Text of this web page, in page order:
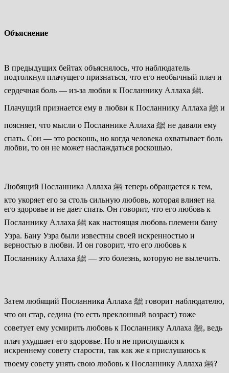
Объяснение
В предыдущих бейтах объяснялось, что наблюдатель
подтолкнул плачущего признаться, что его необычный плач и
сердечная боль — из-за любви к Посланнику Аллаха ﷺ.
Плачущий признается ему в любви к Посланнику Аллаха ﷺ и
поясняет, что мысли о Посланнике Аллаха ﷺ не давали ему
спать. Сон — это роскошь, но когда человека охватывает боль
любви, то он не может наслаждаться роскошью.
Любящий Посланника Аллаха ﷺ теперь обращается к тем,
кто укоряет его за столь сильную любовь, которая влияет на
его здоровье и не дает спать. Он говорит, что его любовь к
Посланнику Аллаха ﷺ как настоящая любовь племени бану
Узра. Бану Узра были известны своей искренностью и
верностью в любви. И он говорит, что его любовь к
Посланнику Аллаха ﷺ — это болезнь, которую не вылечить.
Затем любящий Посланника Аллаха ﷺ говорит наблюдателю,
что он стар, седина (то есть преклонный возраст) тоже
советует ему усмирить любовь к Посланнику Аллаха ﷺ, ведь
плач ухудшает его здоровье. Но я не прислушался к
искреннему совету старости, так как же я прислушаюсь к
твоему совету унять свою любовь к Посланнику Аллаха ﷺ?